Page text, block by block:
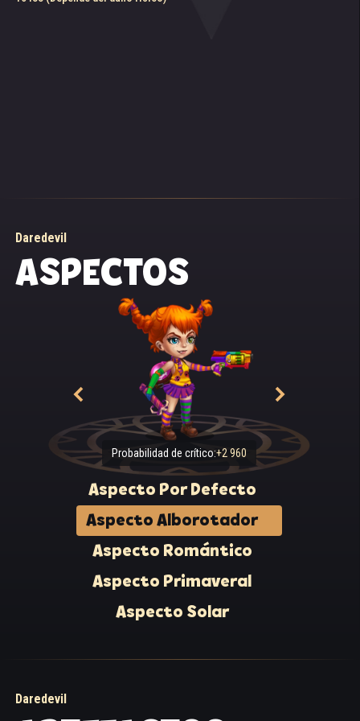
Daredevil
ASPECTOS
Probabilidad de crítico:+2 960
Aspecto Por Defecto
Aspecto Alborotador
Aspecto Romántico
Aspecto Primaveral
Aspecto Solar
Daredevil